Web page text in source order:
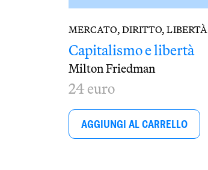
MERCATO, DIRITTO, LIBERTÀ
Capitalismo e libertà
Milton Friedman
24 euro
AGGIUNGI AL CARRELLO